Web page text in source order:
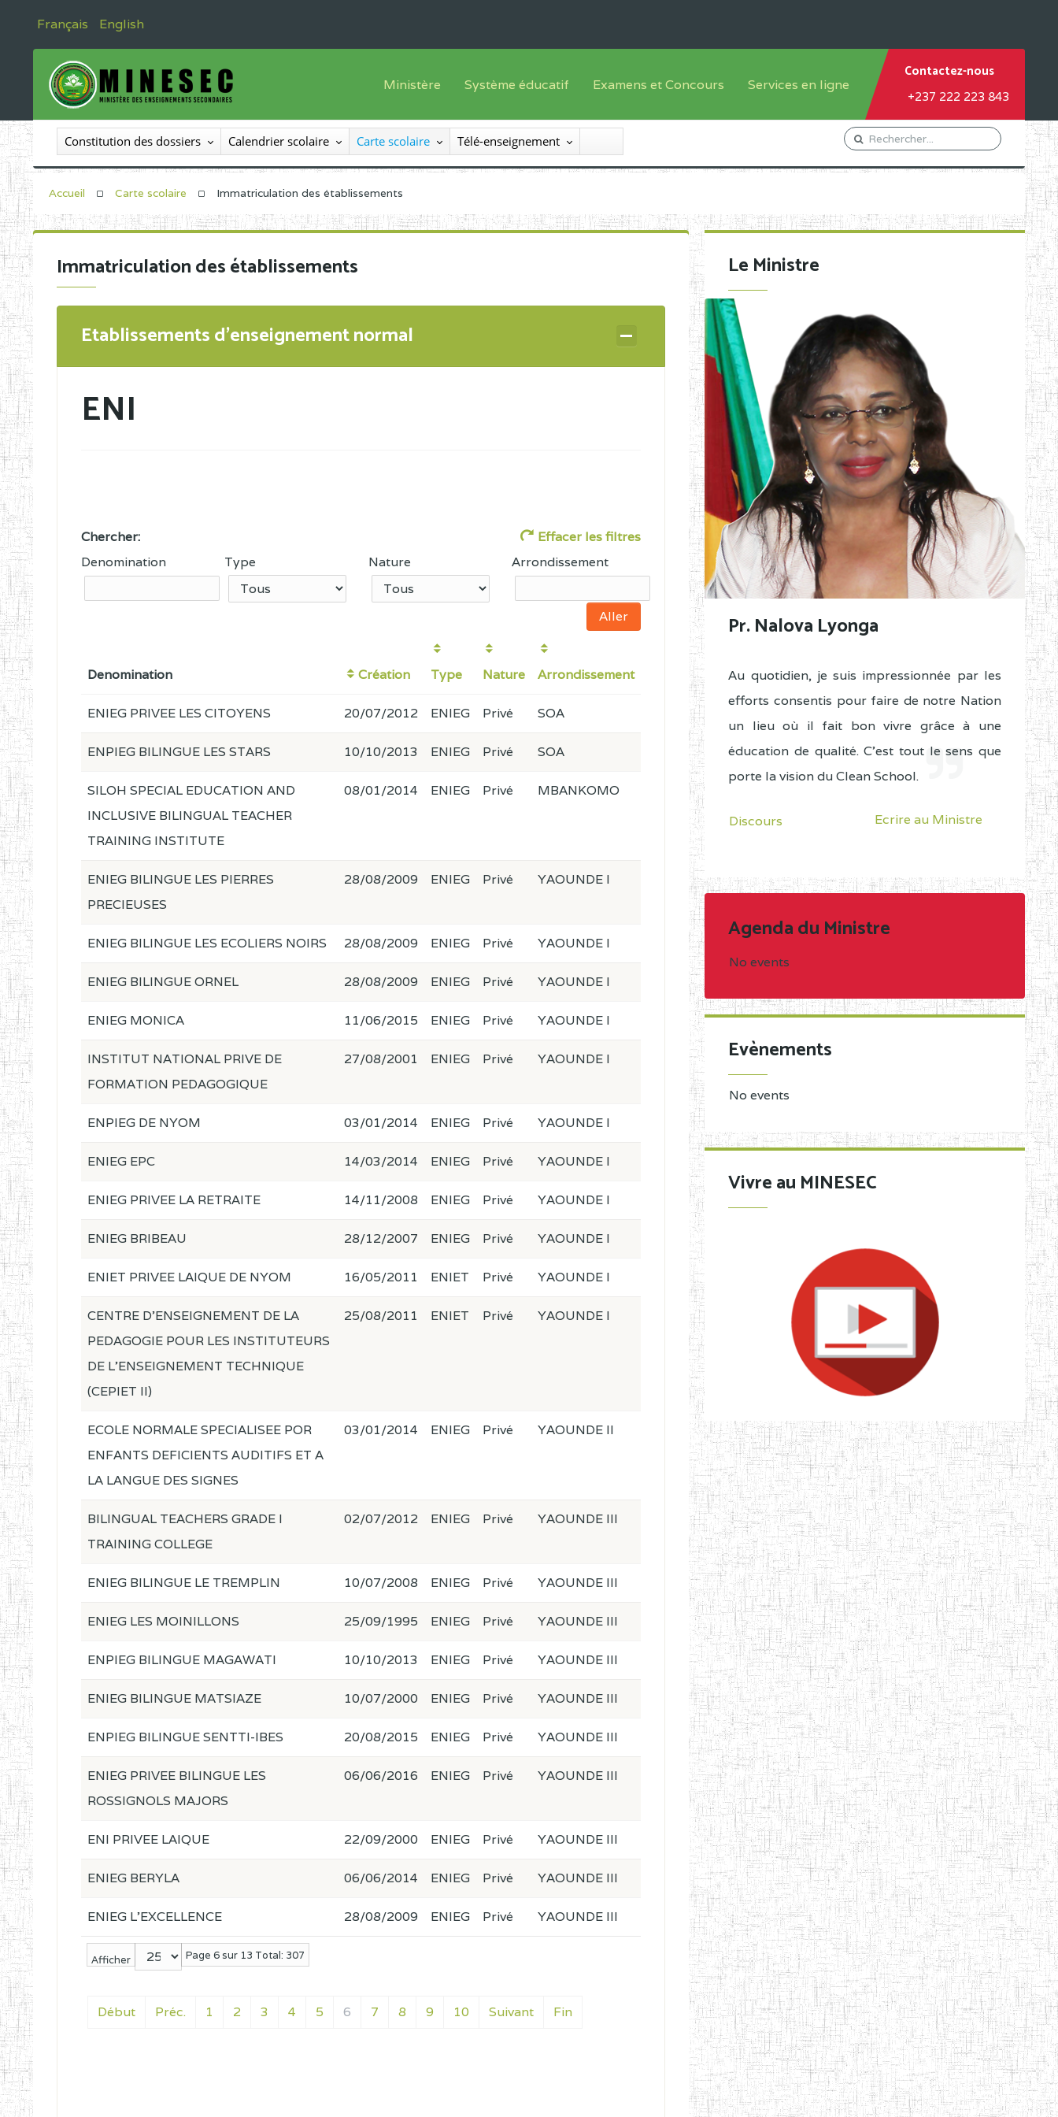
Français English
Ministère
Le Ministre
Le SEESEN
Inspection Générale des Enseignements
Organigramme
Système éducatif
Offre de formation
Sous système francophone
Progammes d'études
Examens et Concours
Inscriptions
Liste des candidats
Diplômes disponibles
Services en ligne
Orientation Conseil
Gestion du Personnel
Demande de subvention
Contactez-nous
+237 222 223 843
Constitution des dossiers Calendrier scolaire Carte scolaire Télé-enseignement
Accueil Carte scolaire Immatriculation des établissements
Immatriculation des établissements
Etablissements d'enseignement normal
ENI
Chercher:
Effacer les filtres
Denomination
Type Nature Arrondissement
Denomination Création Type Nature Arrondissement
Afficher Page 6 sur 13 Total: 307
Début Préc. 1 2 3 4 5 6 7 8 9 10 Suivant Fin
ENIEG PRIVEE LES CITOYENS 20/07/2012 ENIEG Privé SOA
ENPIEG BILINGUE LES STARS 10/10/2013 ENIEG Privé SOA
SILOH SPECIAL EDUCATION AND
INCLUSIVE BILINGUAL TEACHER
TRAINING INSTITUTE
08/01/2014 ENIEG Privé MBANKOMO
ENIEG BILINGUE LES PIERRES
PRECIEUSES
28/08/2009 ENIEG Privé YAOUNDE I
ENIEG BILINGUE LES ECOLIERS NOIRS 28/08/2009 ENIEG Privé YAOUNDE I
ENIEG BILINGUE ORNEL 28/08/2009 ENIEG Privé YAOUNDE I
ENIEG MONICA 11/06/2015 ENIEG Privé YAOUNDE I
INSTITUT NATIONAL PRIVE DE
FORMATION PEDAGOGIQUE
27/08/2001 ENIEG Privé YAOUNDE I
ENPIEG DE NYOM 03/01/2014 ENIEG Privé YAOUNDE I
ENIEG EPC 14/03/2014 ENIEG Privé YAOUNDE I
ENIEG PRIVEE LA RETRAITE 14/11/2008 ENIEG Privé YAOUNDE I
ENIEG BRIBEAU 28/12/2007 ENIEG Privé YAOUNDE I
ENIET PRIVEE LAIQUE DE NYOM 16/05/2011 ENIET Privé YAOUNDE I
CENTRE D'ENSEIGNEMENT DE LA
PEDAGOGIE POUR LES INSTITUTEURS
DE L'ENSEIGNEMENT TECHNIQUE
(CEPIET II)
25/08/2011 ENIET Privé YAOUNDE I
ECOLE NORMALE SPECIALISEE POR
ENFANTS DEFICIENTS AUDITIFS ET A
LA LANGUE DES SIGNES
03/01/2014 ENIEG Privé YAOUNDE II
BILINGUAL TEACHERS GRADE I
TRAINING COLLEGE
02/07/2012 ENIEG Privé YAOUNDE III
ENIEG BILINGUE LE TREMPLIN 10/07/2008 ENIEG Privé YAOUNDE III
ENIEG LES MOINILLONS 25/09/1995 ENIEG Privé YAOUNDE III
ENPIEG BILINGUE MAGAWATI 10/10/2013 ENIEG Privé YAOUNDE III
ENIEG BILINGUE MATSIAZE 10/07/2000 ENIEG Privé YAOUNDE III
ENPIEG BILINGUE SENTTI-IBES 20/08/2015 ENIEG Privé YAOUNDE III
ENIEG PRIVEE BILINGUE LES
ROSSIGNOLS MAJORS
06/06/2016 ENIEG Privé YAOUNDE III
ENI PRIVEE LAIQUE 22/09/2000 ENIEG Privé YAOUNDE III
ENIEG BERYLA 06/06/2014 ENIEG Privé YAOUNDE III
ENIEG L'EXCELLENCE 28/08/2009 ENIEG Privé YAOUNDE III
Le Ministre
Pr. Nalova Lyonga
Au quotidien, je suis impressionnée par les
efforts consentis pour faire de notre Nation
un lieu où il fait bon vivre grâce à une
éducation de qualité. C'est tout le sens que
porte la vision du Clean School.
Discours Ecrire au Ministre
Agenda du Ministre
No events
Evènements
No events
Vivre au MINESEC